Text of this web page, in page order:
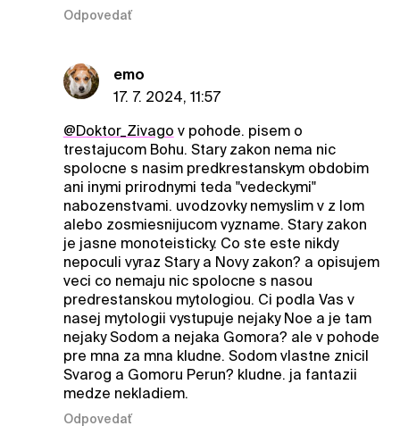
Odpovedať
emo
17. 7. 2024, 11:57
@Doktor_Zivago v pohode. pisem o
trestajucom Bohu. Stary zakon nema nic
spolocne s nasim predkrestanskym obdobim
ani inymi prirodnymi teda "vedeckymi"
nabozenstvami. uvodzovky nemyslim v z lom
alebo zosmiesnijucom vyzname. Stary zakon
je jasne monoteisticky. Co ste este nikdy
nepoculi vyraz Stary a Novy zakon? a opisujem
veci co nemaju nic spolocne s nasou
predrestanskou mytologiou. Ci podla Vas v
nasej mytologii vystupuje nejaky Noe a je tam
nejaky Sodom a nejaka Gomora? ale v pohode
pre mna za mna kludne. Sodom vlastne znicil
Svarog a Gomoru Perun? kludne. ja fantazii
medze nekladiem.
Odpovedať